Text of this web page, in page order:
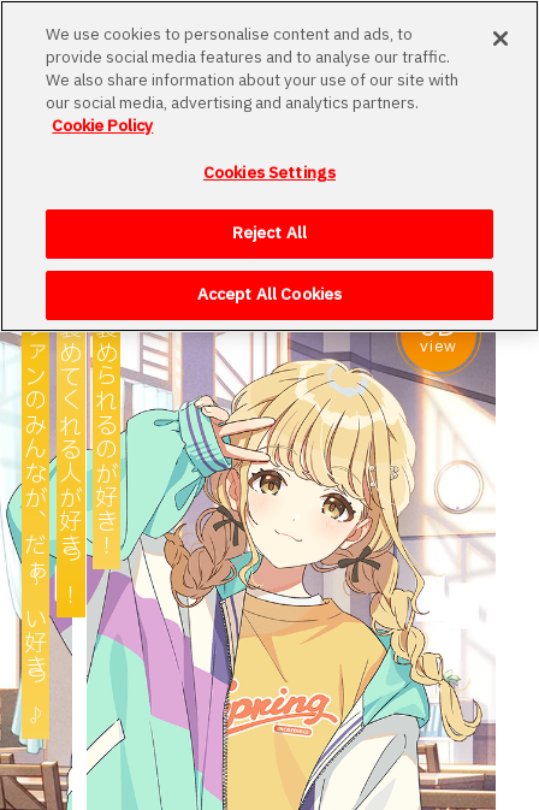
Loading
MENU
学園名簿
アイドル科の生徒や初星学園で働く教員などを
褒められるのが好き！
褒めてくれる人が好きっ！
ファンのみんなが、だぁ～い好きっ♪ 3D
view
We use cookies to personalise content and ads, to
provide social media features and to analyse our traffic.
We also share information about your use of our site with
our social media, advertising and analytics partners.
Cookie Policy
Cookies Settings
Reject All
Accept All Cookies